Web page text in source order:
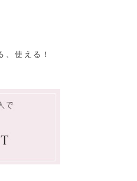
使える！